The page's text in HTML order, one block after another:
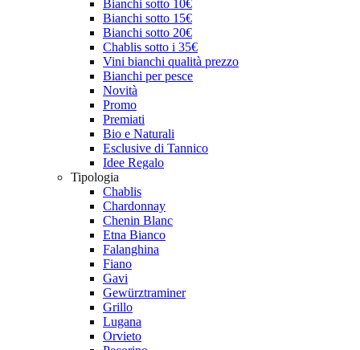
Bianchi sotto 10€
Bianchi sotto 15€
Bianchi sotto 20€
Chablis sotto i 35€
Vini bianchi qualità prezzo
Bianchi per pesce
Novità
Promo
Premiati
Bio e Naturali
Esclusive di Tannico
Idee Regalo
Tipologia
Chablis
Chardonnay
Chenin Blanc
Etna Bianco
Falanghina
Fiano
Gavi
Gewürztraminer
Grillo
Lugana
Orvieto